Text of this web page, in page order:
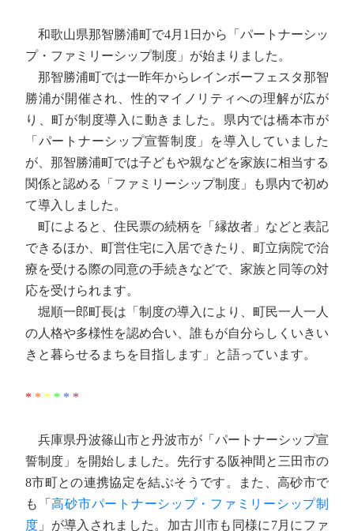
和歌山県那智勝浦町で4月1日から「パートナーシッ
プ・ファミリーシップ制度」が始まりました。
那智勝浦町では一昨年からレインボーフェスタ那智
勝浦が開催され、性的マイノリティへの理解が広が
り、町が制度導入に動きました。県内では橋本市が
「パートナーシップ宣誓制度」を導入していました
が、那智勝浦町では子どもや親などを家族に相当する
関係と認める「ファミリーシップ制度」も県内で初め
て導入しました。
町によると、住民票の続柄を「縁故者」などと表記
できるほか、町営住宅に入居できたり、町立病院で治
療を受ける際の同意の手続きなどで、家族と同等の対
応を受けられます。
堀順一郎町長は「制度の導入により、町民一人一人
の人格や多様性を認め合い、誰もが自分らしくいきい
きと暮らせるまちを目指します」と語っています。
* * * * * *
兵庫県丹波篠山市と丹波市が「パートナーシップ宣
誓制度」を開始しました。先行する阪神間と三田市の
8市町との連携協定を結ぶそうです。また、高砂市で
も「高砂市パートナーシップ・ファミリーシップ制
度 」が導入されました。加古川市も同様に7月にファ